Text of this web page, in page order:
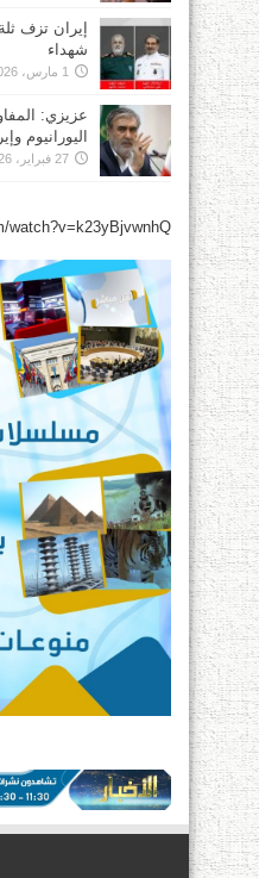
إيران تزف
شهداء
1 مارس، 2026
عزيزي:
اليورانيوم
27 فبراير، 2026
watch?v=k23yBjvwnhQ